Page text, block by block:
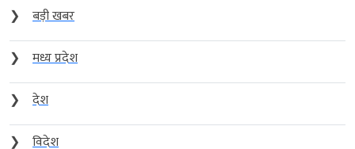
❯
बड़ी खबर
❯
मध्य प्रदेश
❯
देश
❯
विदेश